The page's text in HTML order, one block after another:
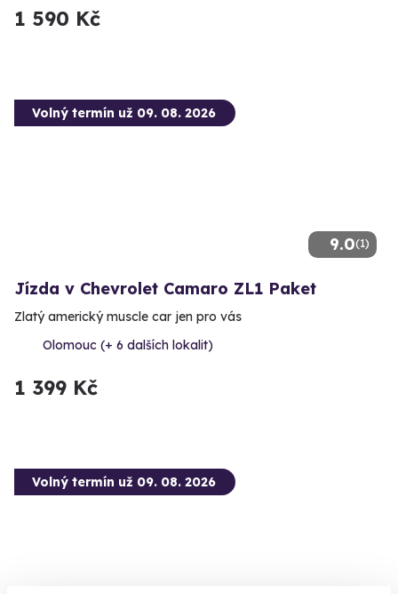
1 590 Kč
9.0(1)
Volný termín už 09. 08. 2026
Jízda v Chevrolet Camaro ZL1 Paket
Zlatý americký muscle car jen pro vás
Olomouc (+ 6 dalších lokalit)
1 399 Kč
Volný termín už 09. 08. 2026